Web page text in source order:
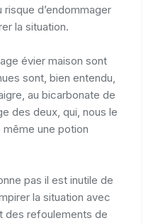
d’endommager
la situation.
évier maison sont
sont, bien entendu,
au bicarbonate de
des deux, qui, nous le
une potion
pas il est inutile de
la situation avec
des refoulements de